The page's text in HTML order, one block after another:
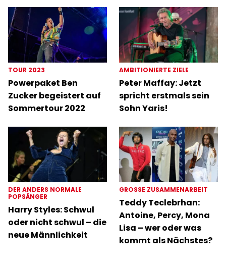
TOUR 2023
Powerpaket Ben
Zucker begeistert auf
Sommertour 2022
AMBITIONIERTE ZIELE
Peter Maffay: Jetzt
spricht erstmals sein
Sohn Yaris!
DER ANDERS NORMALE
POPSÄNGER
Harry Styles: Schwul
oder nicht schwul – die
neue Männlichkeit
GROSSE ZUSAMMENARBEIT
Teddy Teclebrhan:
Antoine, Percy, Mona
Lisa – wer oder was
kommt als Nächstes?